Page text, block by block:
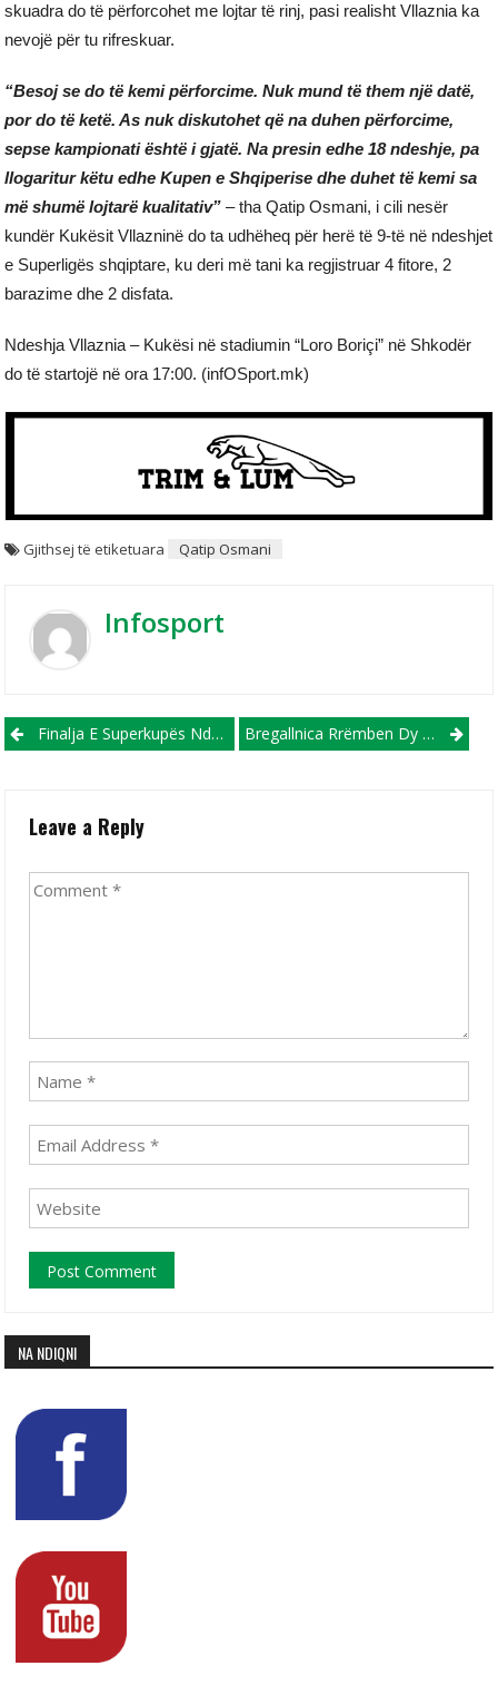
skuadra do të përforcohet me lojtar të rinj, pasi realisht Vllaznia ka
nevojë për tu rifreskuar.
“Besoj se do të kemi përforcime. Nuk mund të them një datë,
por do të ketë. As nuk diskutohet që na duhen përforcime,
sepse kampionati është i gjatë. Na presin edhe 18 ndeshje, pa
llogaritur këtu edhe Kupen e Shqiperise dhe duhet të kemi sa
më shumë lojtarë kualitativ” – tha Qatip Osmani, i cili nesër
kundër Kukësit Vllazninë do ta udhëheq për herë të 9-të në ndeshjet
e Superligës shqiptare, ku deri më tani ka regjistruar 4 fitore, 2
barazime dhe 2 disfata.
Ndeshja Vllaznia – Kukësi në stadiumin “Loro Boriçi” në Shkodër
do të startojë në ora 17:00. (infOSport.mk)
Gjithsej të etiketuara Qatip Osmani
Infosport
Post navigation
Finalja E Superkupës Ndaj Barcelonës, Perez U Premton Premio Lojtarëve Bregallnica Rrëmben Dy Lojtarët E Larguar Nga Gostivari
Leave a Reply
NA NDIQNI